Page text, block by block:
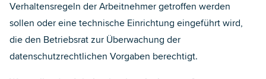
Verhaltensregeln der Arbeitnehmer getroffen werden
sollen oder eine technische Einrichtung eingeführt wird,
die den Betriebsrat zur Überwachung der
datenschutzrechtlichen Vorgaben berechtigt.